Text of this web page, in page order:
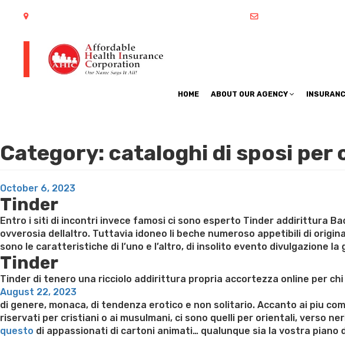
HOME ABOUT OUR AGENCY
Category: cataloghi di sposi per
Posted
on
October 6, 2023
Tinder
Entro i siti di incontri invece famosi ci sono esperto Tinder addirittura
ovverosia dellaltro. Tuttavia idoneo li beche numeroso appetibili di
sono le caratteristiche di l’uno e l’altro, di insolito evento divulgazione
Tinder
Tinder di tenero una ricciolo addirittura propria accortezza online per
Posted
on
August 22, 2023
di genere, monaca, di tendenza erotico e non solitario. Accanto ai piu
riservati per cristiani o ai musulmani, ci sono quelli per orientali, verso
questo di appassionati di cartoni animati… qualunque sia la vostra piano